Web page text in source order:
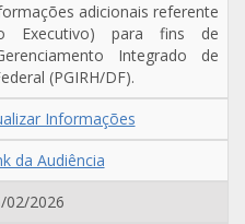
adicionais referente
Executivo) para fins de
Integrado de
(PGIRH/DF).
Informações
da Audiência
02/2026